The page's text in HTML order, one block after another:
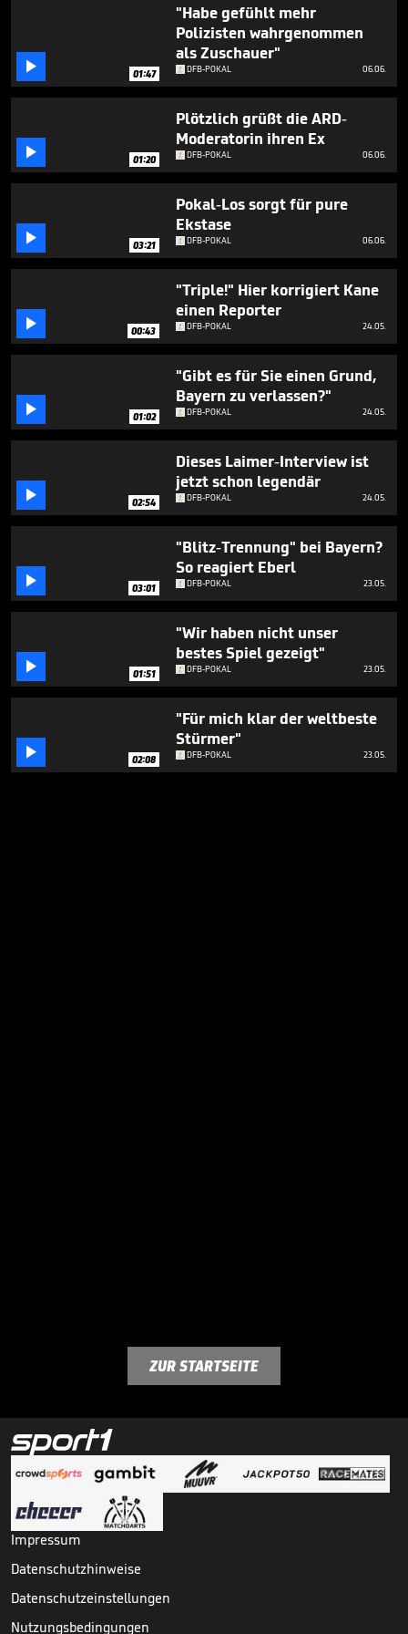
seconds
 01:47
"Habe gefühlt mehr
Polizisten wahrgenommen
als Zuschauer"
DFB-POKAL 06.06.
 01:20
Plötzlich grüßt die ARD-
Moderatorin ihren Ex
DFB-POKAL 06.06.
 03:21
Pokal-Los sorgt für pure
Ekstase
DFB-POKAL 06.06.
 00:43
"Triple!" Hier korrigiert Kane
einen Reporter
DFB-POKAL 24.05.
 01:02
"Gibt es für Sie einen Grund,
Bayern zu verlassen?"
DFB-POKAL 24.05.
 02:54
Dieses Laimer-Interview ist
jetzt schon legendär
DFB-POKAL 24.05.
 03:01
"Blitz-Trennung" bei Bayern?
So reagiert Eberl
DFB-POKAL 23.05.
 01:51
"Wir haben nicht unser
bestes Spiel gezeigt"
DFB-POKAL 23.05.
 02:08
"Für mich klar der weltbeste
Stürmer"
DFB-POKAL 23.05.
ZUR STARTSEITE
Impressum
Datenschutzhinweise
Datenschutzeinstellungen
Nutzungsbedingungen